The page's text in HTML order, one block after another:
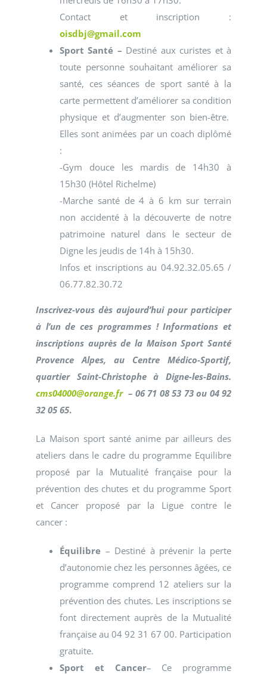
Contact et inscription :
oisdbj@gmail.com
Sport Santé – Destiné aux curistes et à
toute personne souhaitant améliorer sa
santé, ces séances de sport santé à la
carte permettent d’améliorer sa condition
physique et d’augmenter son bien-être.
Elles sont animées par un coach diplômé
:
-Gym douce les mardis de 14h30 à
15h30 (Hôtel Richelme)
-Marche santé de 4 à 6 km sur terrain
non accidenté à la découverte de notre
patrimoine naturel dans le secteur de
Digne les jeudis de 14h à 15h30.
Infos et inscriptions au 04.92.32.05.65 /
06.77.82.30.72
Inscrivez-vous dès aujourd’hui pour participer
à l’un de ces programmes ! Informations et
inscriptions auprès de la Maison Sport Santé
Provence Alpes, au Centre Médico-Sportif,
quartier Saint-Christophe à Digne-les-Bains.
cms04000@orange.fr– 06 71 08 53 73 ou 04 92
32 05 65.
La Maison sport santé anime par ailleurs des
ateliers dans le cadre du programme Equilibre
proposé par la Mutualité française pour la
prévention des chutes et du programme Sport
et Cancer proposé par la Ligue contre le
cancer :
Équilibre – Destiné à prévenir la perte
d’autonomie chez les personnes âgées, ce
programme comprend 12 ateliers sur la
prévention des chutes. Les inscriptions se
font directement auprès de la Mutualité
française au 04 92 31 67 00. Participation
gratuite.
Sport et Cancer– Ce programme